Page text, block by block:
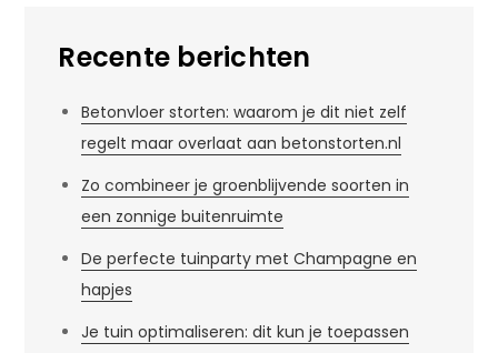
Recente berichten
Betonvloer storten: waarom je dit niet zelf
regelt maar overlaat aan betonstorten.nl
Zo combineer je groenblijvende soorten in
een zonnige buitenruimte
De perfecte tuinparty met Champagne en
hapjes
Je tuin optimaliseren: dit kun je toepassen